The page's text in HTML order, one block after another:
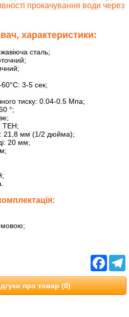
прокачування води через
характеристики:
сталь;
60°С: 3-5 сек;
тиску: 0.04-0.5 Мпa;
°;
ТЕН;
21,8 мм (1/2 дюйма);
20 мм;
мовою;
про товар (0)